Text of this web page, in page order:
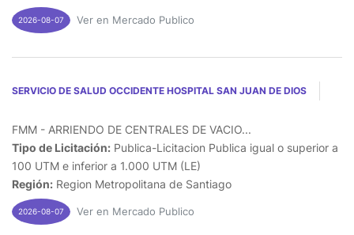
2026-08-07 Ver en Mercado Publico
SERVICIO DE SALUD OCCIDENTE HOSPITAL SAN JUAN DE DIOS
FMM - ARRIENDO DE CENTRALES DE VACIO...
Tipo de Licitación: Publica-Licitacion Publica igual o superior a
100 UTM e inferior a 1.000 UTM (LE)
Región: Region Metropolitana de Santiago
2026-08-07 Ver en Mercado Publico